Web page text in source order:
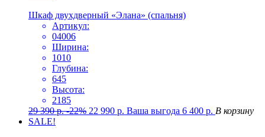
Шкаф двухдверный «Элана» (спальня)
Артикул:
04006
Ширина:
1010
Глубина:
645
Высота:
2185
29 390р. -22% 22 990 р. Ваша выгода 6 400 р. В корзину
SALE!